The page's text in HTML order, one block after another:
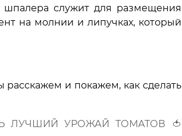
шпалера служит для размещения
на молнии и липучках, который
расскажем и покажем, как сделать
ЛУЧШИЙ УРОЖАЙ ТОМАТОВ 🍅